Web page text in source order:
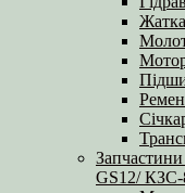
GS12/ КЗС-